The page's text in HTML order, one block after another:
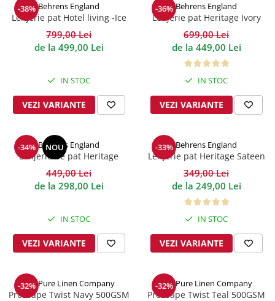
-38% Behrens England
Lenjerie pat Hotel living -Ice
Grey 600TC
799,00 Lei
de la 499,00 Lei
IN STOC
VEZI VARIANTE
-36% Behrens England
Lenjerie pat Heritage Ivory
Bumbac 600TC
699,00 Lei
de la 449,00 Lei
IN STOC
VEZI VARIANTE
-34% NOU
Behrens England
Lenjerie de pat Heritage
Collection Wide-Narrow 400TC
White Mocha
449,00 Lei
de la 298,00 Lei
IN STOC
VEZI VARIANTE
-33% Behrens England
Lenjerie pat Heritage Sateen
Stripe Alb 200TC
349,00 Lei
de la 249,00 Lei
IN STOC
VEZI VARIANTE
-32%
The Pure Linen Company
Prosoape Twist Navy 500GSM
-32%
The Pure Linen Company
Prosoape Twist Teal 500GSM